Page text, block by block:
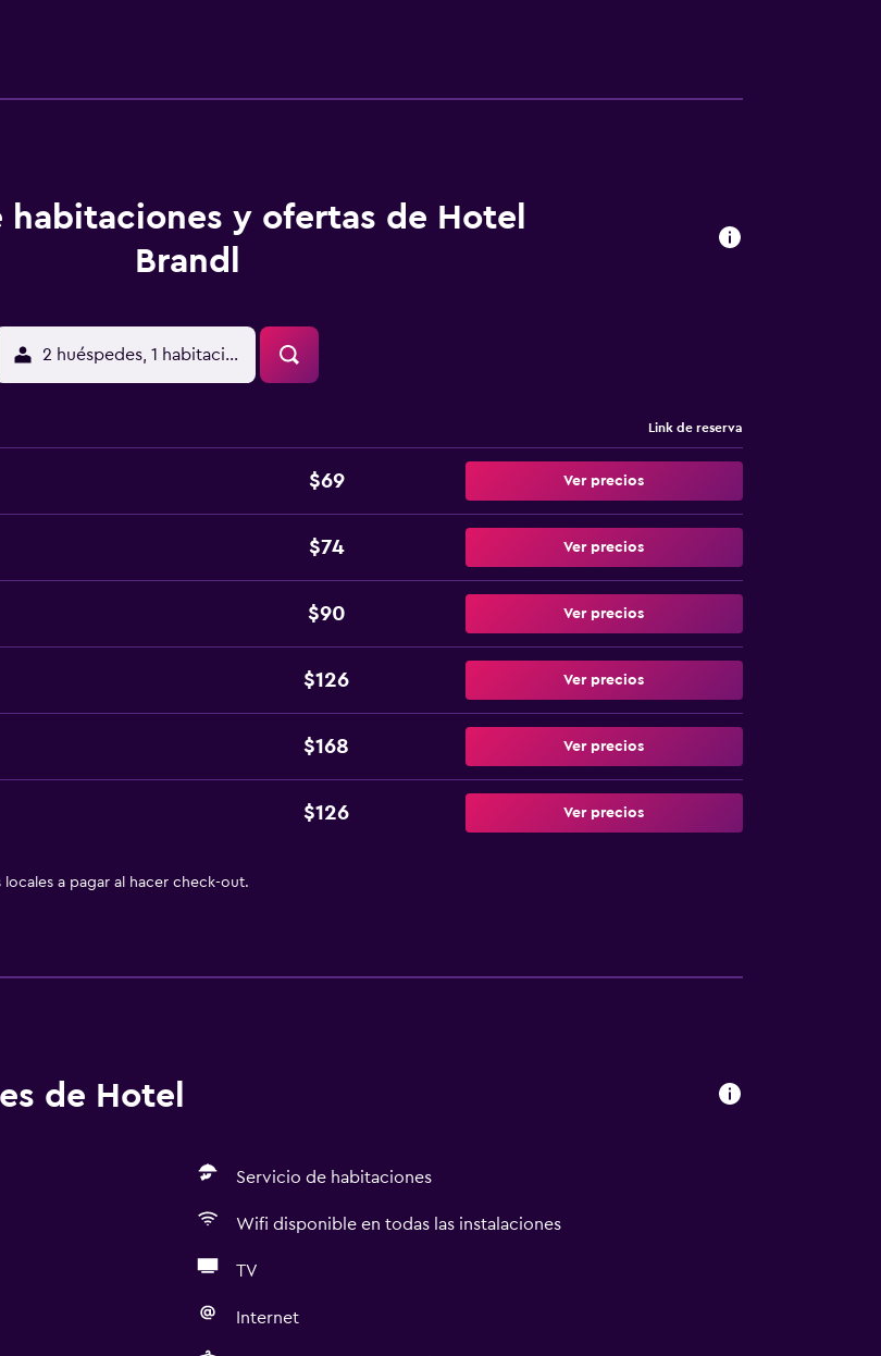
una piscina cubierta y sauna.
habitaciones y ofertas de Hotel
Brandl
2 huéspedes, 1 habitación
Link de reserva
$69 Ver precios
$74 Ver precios
$90 Ver precios
$126 Ver precios
$168 Ver precios
$126 Ver precios
a pagar al hacer check-out.
de Hotel
Servicio de habitaciones
Wifi disponible en todas las instalaciones
TV
Internet